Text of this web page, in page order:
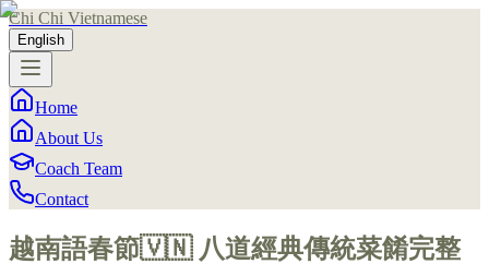
Chi Chi Vietnamese
English
Home
About Us
Coach Team
Contact
越南語春節🇻🇳 八道經典傳統菜餚完整